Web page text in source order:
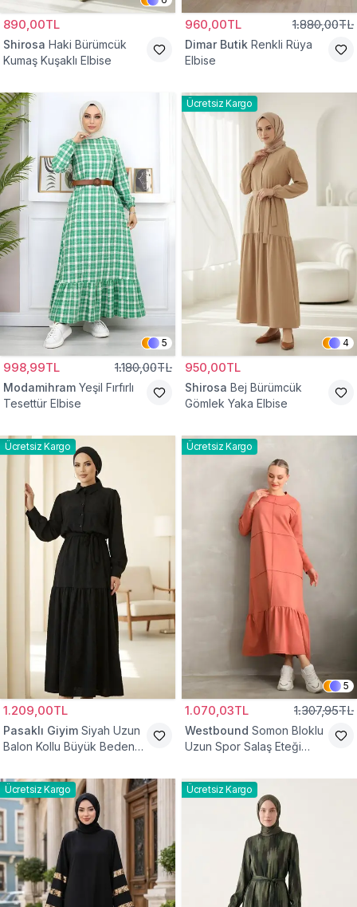
890,00TL
Shirosa Haki Bürümcük
Kumaş Kuşaklı Elbise
960,00TL 1.880,00TL
Dimar Butik Renkli Rüya
Elbise
5
998,99TL 1.180,00TL
Modamihram Yeşil Fırfırlı
Tesettür Elbise
Ücretsiz Kargo
4
950,00TL
Shirosa Bej Bürümcük
Gömlek Yaka Elbise
Ücretsiz Kargo
1.209,00TL
Pasaklı Giyim Siyah Uzun
Balon Kollu Büyük Beden
Ücretsiz Kargo
5
1.070,03TL 1.307,95TL
Westbound Somon Bloklu
Uzun Spor Salaş Eteği
Ücretsiz Kargo Ücretsiz Kargo